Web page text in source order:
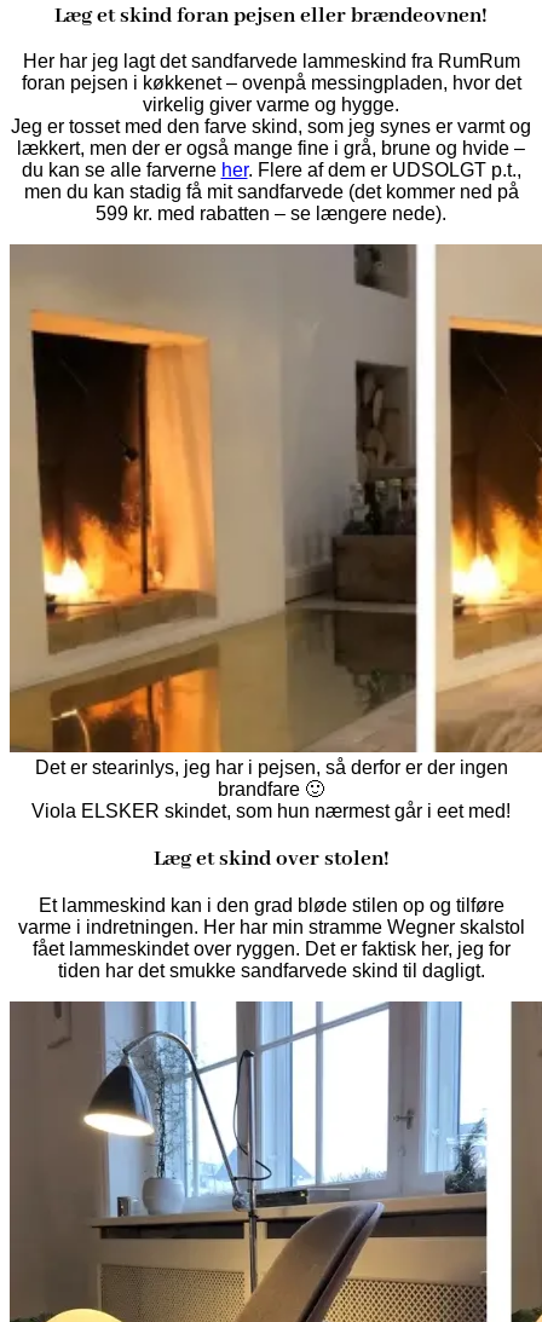
Læg et skind foran pejsen eller brændeovnen!
Her har jeg lagt det sandfarvede lammeskind fra RumRum
foran pejsen i køkkenet – ovenpå messingpladen, hvor det
virkelig giver varme og hygge.
Jeg er tosset med den farve skind, som jeg synes er varmt og
lækkert, men der er også mange fine i grå, brune og hvide –
du kan se alle farverne her. Flere af dem er UDSOLGT p.t.,
men du kan stadig få mit sandfarvede (det kommer ned på
599 kr. med rabatten – se længere nede).
Det er stearinlys, jeg har i pejsen, så derfor er der ingen
brandfare 🙂
Viola ELSKER skindet, som hun nærmest går i eet med!
Læg et skind over stolen!
Et lammeskind kan i den grad bløde stilen op og tilføre
varme i indretningen. Her har min stramme Wegner skalstol
fået lammeskindet over ryggen. Det er faktisk her, jeg for
tiden har det smukke sandfarvede skind til dagligt.